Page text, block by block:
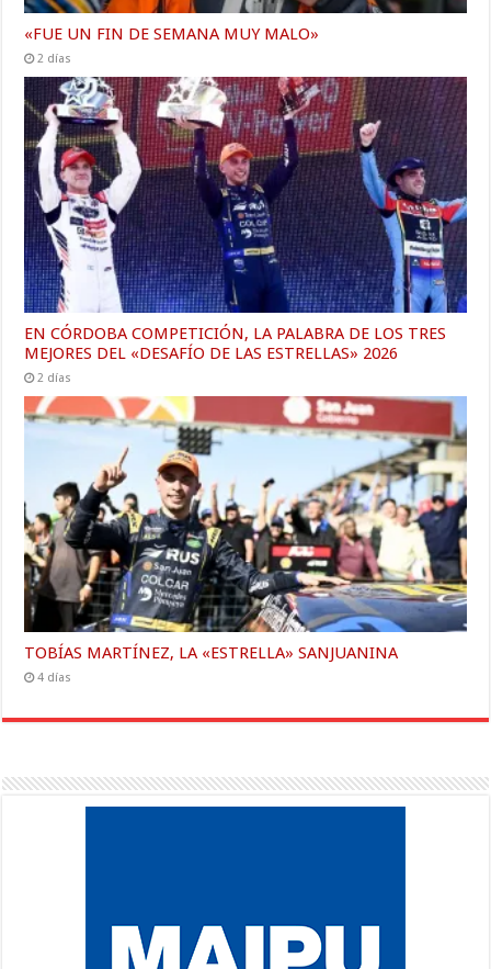
«FUE UN FIN DE SEMANA MUY MALO»
2 días
EN CÓRDOBA COMPETICIÓN, LA PALABRA DE LOS TRES
MEJORES DEL «DESAFÍO DE LAS ESTRELLAS» 2026
2 días
TOBÍAS MARTÍNEZ, LA «ESTRELLA» SANJUANINA
4 días